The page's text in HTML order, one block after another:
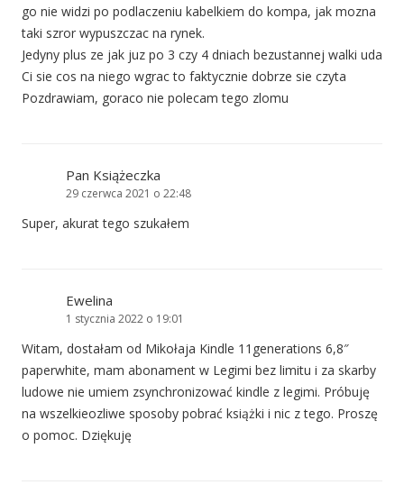
go nie widzi po podlaczeniu kabelkiem do kompa, jak mozna
taki szror wypuszczac na rynek.
Jedyny plus ze jak juz po 3 czy 4 dniach bezustannej walki uda
Ci sie cos na niego wgrac to faktycznie dobrze sie czyta
Pozdrawiam, goraco nie polecam tego zlomu
Pan Książeczka
29 czerwca 2021 o 22:48
Super, akurat tego szukałem
Ewelina
1 stycznia 2022 o 19:01
Witam, dostałam od Mikołaja Kindle 11generations 6,8″
paperwhite, mam abonament w Legimi bez limitu i za skarby
ludowe nie umiem zsynchronizować kindle z legimi. Próbuję
na wszelkieozliwe sposoby pobrać książki i nic z tego. Proszę
o pomoc. Dziękuję